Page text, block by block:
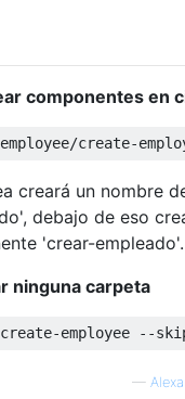
componentes en
creará un nombre
debajo de eso
'crear-empleado'.
ninguna carpeta
—